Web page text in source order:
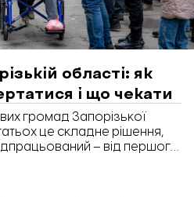
області: як
і що чекати
громад Запорізької
це складне рішення,
– від першого